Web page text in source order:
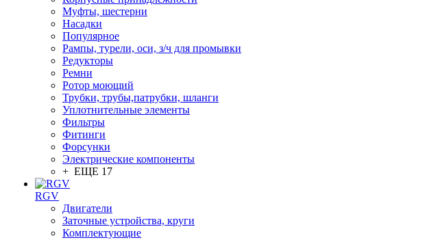
Муфты, шестерни
Насадки
Популярное
Рампы, турели, оси, з/ч для промывки
Редукторы
Ремни
Ротор моющий
Трубки, трубы,патрубки, шланги
Уплотнительные элементы
Фильтры
Фитинги
Форсунки
Электрические компоненты
+ ЕЩЕ 17
RGV
Двигатели
Заточные устройства, круги
Комплектующие